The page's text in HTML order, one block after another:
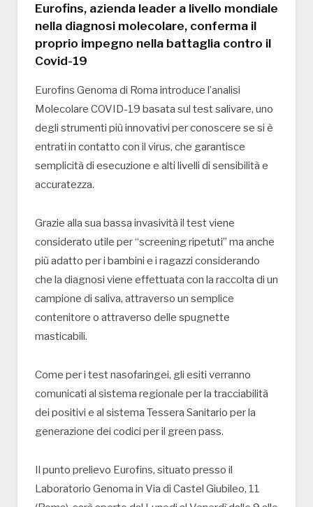
Eurofins, azienda leader a livello mondiale
nella diagnosi molecolare, conferma il
proprio impegno nella battaglia contro il
Covid-19
Eurofins Genoma di Roma introduce l’analisi
Molecolare COVID-19 basata sul test salivare, uno
degli strumenti più innovativi per conoscere se si è
entrati in contatto con il virus, che garantisce
semplicità di esecuzione e alti livelli di sensibilità e
accuratezza.
Grazie alla sua bassa invasività il test viene
considerato utile per “screening ripetuti” ma anche
più adatto per i bambini e i ragazzi considerando
che la diagnosi viene effettuata con la raccolta di un
campione di saliva, attraverso un semplice
contenitore o attraverso delle spugnette
masticabili.
Come per i test nasofaringei, gli esiti verranno
comunicati al sistema regionale per la tracciabilità
dei positivi e al sistema Tessera Sanitario per la
generazione dei codici per il green pass.
Il punto prelievo Eurofins, situato presso il
Laboratorio Genoma in Via di Castel Giubileo, 11